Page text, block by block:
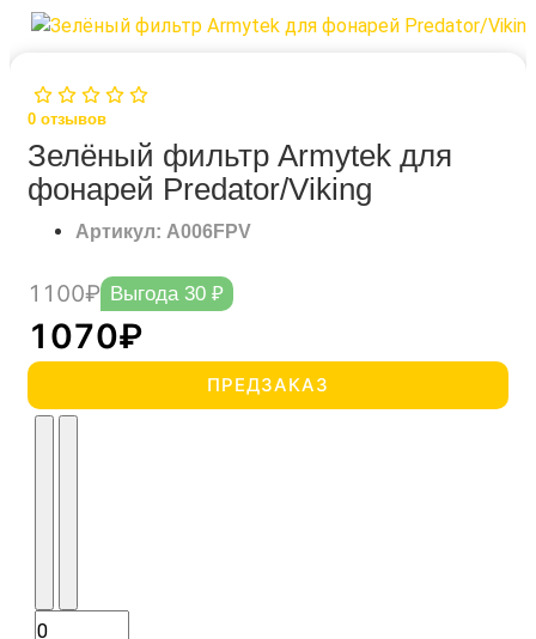
0 отзывов
Зелёный фильтр Armytek для
фонарей Predator/Viking
Артикул: A006FPV
1100₽ Выгода 30 ₽
1070₽
ПРЕДЗАКАЗ